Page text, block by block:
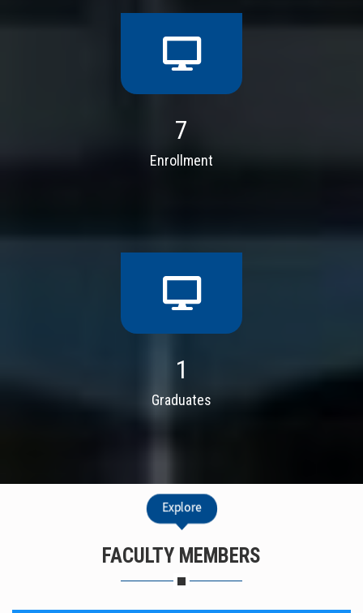
7
Enrollment
1
Graduates
Explore
FACULTY MEMBERS